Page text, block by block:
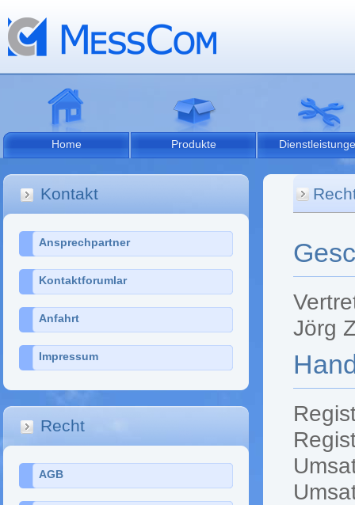
Home Produkte
Kontakt
Ansprechpartner
Kontaktforumlar
Anfahrt
Impressum
Recht
AGB
Jörg